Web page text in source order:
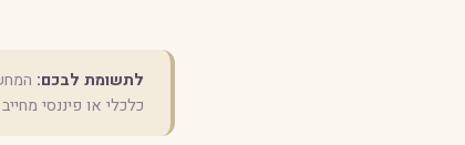
לתשומת לבכם:
כלכלי או פיננסי